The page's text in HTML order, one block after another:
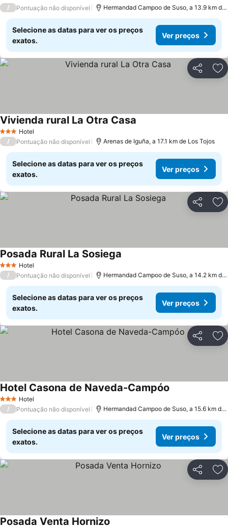
/
Pontuação não disponível Hermandad Campoo de Suso, a 13.9 km de Los Tojos
Selecione as datas para ver os preços
exatos.
Ver preços
Partilhar
3 EstrelasHotel
Vivienda rural La Otra Casa
/ Pontuação não disponível Arenas de Iguña, a 17.1 km de Los Tojos
Selecione as datas para ver os preços
exatos.
Ver preços
Partilhar
3 EstrelasHotel
Posada Rural La Sosiega
/ Pontuação não disponível Hermandad Campoo de Suso, a 14.2 km de Los Tojos
Selecione as datas para ver os preços
exatos.
Ver preços
Partilhar
3 EstrelasHotel
Hotel Casona de Naveda-Campóo
/ Pontuação não disponível Hermandad Campoo de Suso, a 15.6 km de Los Tojos
Selecione as datas para ver os preços
exatos.
Ver preços
Partilhar
Posada Venta Hornizo